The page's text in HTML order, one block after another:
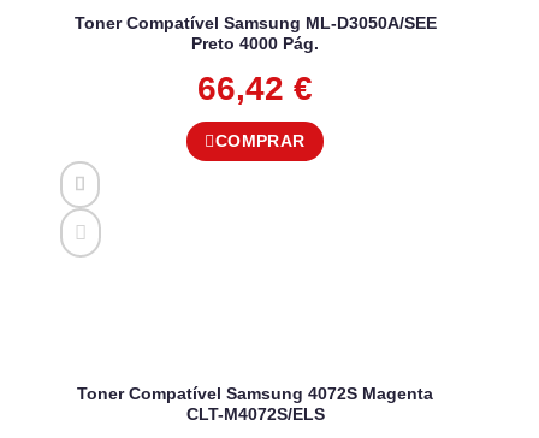
Toner Compatível Samsung ML-D3050A/SEE
Preto 4000 Pág.
66,42 €
COMPRAR
Toner Compatível Samsung 4072S Magenta
CLT-M4072S/ELS